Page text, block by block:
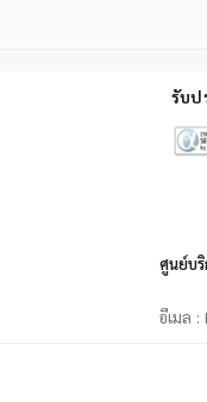
รับป
ศูนย์บ
อีเมล